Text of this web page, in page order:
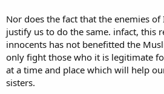
Nor does the fact that the enemies
justify us to do the same. infact, this
innocents has not benefitted the
only fight those who it is legitimate
at a time and place which will help
sisters.